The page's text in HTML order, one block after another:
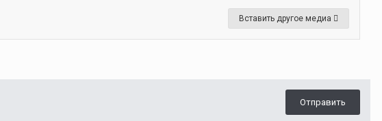
Вставить другое медиа
Отправить